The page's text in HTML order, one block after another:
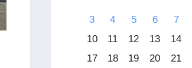
3
4 5 6 7
10
11 12 13 14
17
18 19 20 21